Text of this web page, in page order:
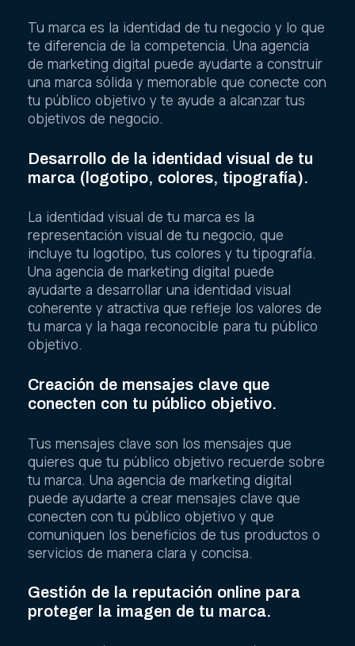
Tu marca es la identidad de tu negocio y lo que
te diferencia de la competencia. Una agencia
de marketing digital puede ayudarte a construir
una marca sólida y memorable que conecte con
tu público objetivo y te ayude a alcanzar tus
objetivos de negocio.
Desarrollo de la identidad visual de tu
marca (logotipo, colores, tipografía).
La identidad visual de tu marca es la
representación visual de tu negocio, que
incluye tu logotipo, tus colores y tu tipografía.
Una agencia de marketing digital puede
ayudarte a desarrollar una identidad visual
coherente y atractiva que refleje los valores de
tu marca y la haga reconocible para tu público
objetivo.
Creación de mensajes clave que
conecten con tu público objetivo.
Tus mensajes clave son los mensajes que
quieres que tu público objetivo recuerde sobre
tu marca. Una agencia de marketing digital
puede ayudarte a crear mensajes clave que
conecten con tu público objetivo y que
comuniquen los beneficios de tus productos o
servicios de manera clara y concisa.
Gestión de la reputación online para
proteger la imagen de tu marca.